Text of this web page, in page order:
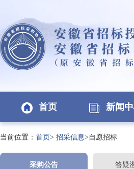
首页 新闻
当前位置： 首页> 招采信息>自愿招标
采购公告 答疑